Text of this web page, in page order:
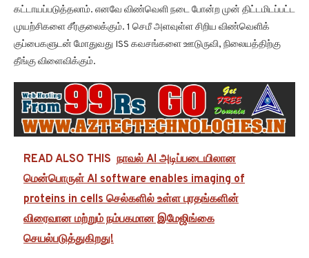
கட்டாயப்படுத்தலாம். எனவே விண்வெளி நடை போன்ற முன் திட்டமிடப்பட்ட
முயற்சிகளை சீர்குலைக்கும். 1 செமீ அளவுள்ள சிறிய விண்வெளிக்
குப்பைகளுடன் மோதுவது ISS கவசங்களை ஊடுருவி, நிலையத்திற்கு
தீங்கு விளைவிக்கும்.
READ ALSO THIS நாவல் AI அடிப்படையிலான
மென்பொருள் AI software enables imaging of
proteins in cells செல்களில் உள்ள புரதங்களின்
விரைவான மற்றும் நம்பகமான இமேஜிங்கை
செயல்படுத்துகிறது!